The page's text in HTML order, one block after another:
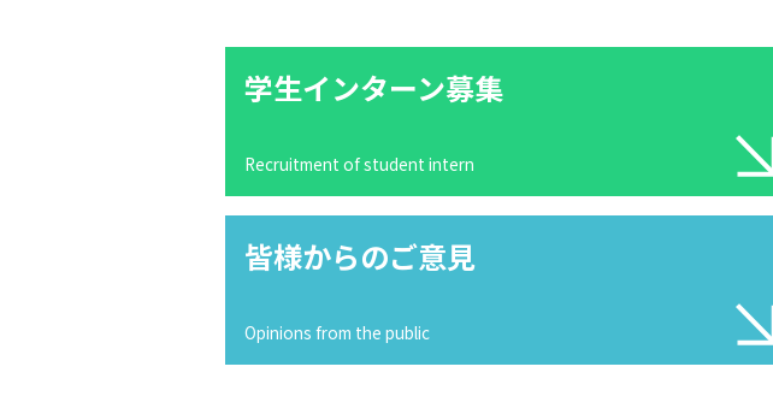
学生インターン募集
Recruitment of student intern
皆様からのご意見
Opinions from the public